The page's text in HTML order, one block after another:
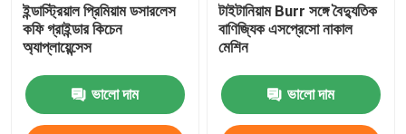
ইন্ডাস্ট্রিয়াল প্রিমিয়াম ডসারলেস
কফি গ্রাইন্ডার কিচেন
অ্যাপ্লায়েন্সেস
ভালো দাম
টাইটানিয়াম Burr সঙ্গে বৈদ্যুতিক
বাণিজ্যিক এসপ্রেসো নাকাল
মেশিন
ভালো দাম